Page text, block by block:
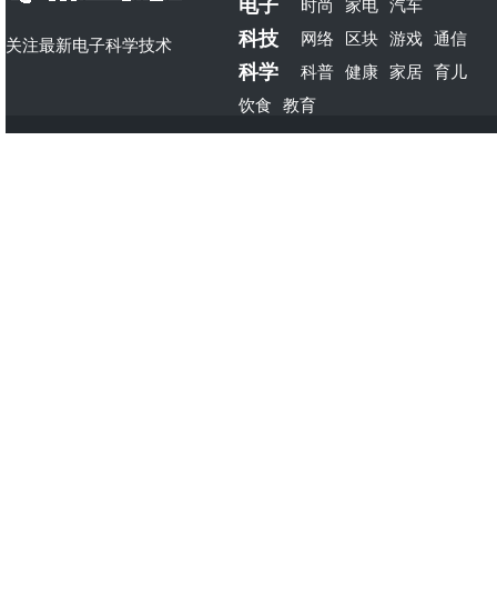
关注最新电子科学技术
时尚 家电 汽车
科技 网络 区块 游戏 通信
科学 科普 健康 家居 育儿
饮食 教育